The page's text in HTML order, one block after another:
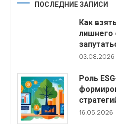
ПОСЛЕДНИЕ ЗАПИСИ
Как
лишнего
03.08.2026
Роль
16.05.2026